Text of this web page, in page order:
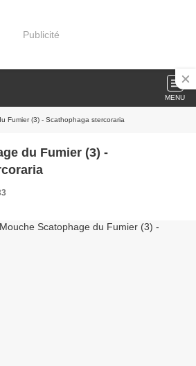
Publicité
MENU
Fumier (3) - Scathophaga stercoraria
du Fumier (3) -